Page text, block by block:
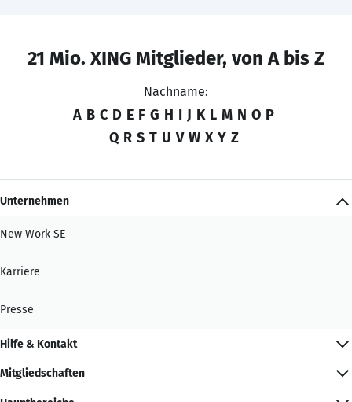
21 Mio. XING Mitglieder, von A bis Z
Nachname:
A B C D E F G H I J K L M N O P
Q R S T U V W X Y Z
Unternehmen
New Work SE
Karriere
Presse
Hilfe & Kontakt
Mitgliedschaften